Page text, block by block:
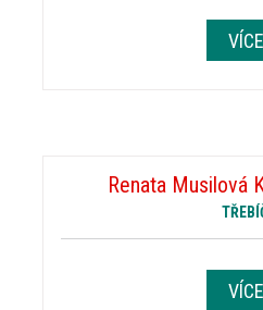
VÍCE
Renata Musilová
VÍCE